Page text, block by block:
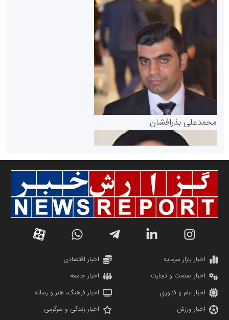
پایگاه خبری گفتمان یزد
دانشگاه سئوی ایران
سازمان بورس و اوراق بهادار
مرجع اخبار موثق در بازارسرمایه
سازمان صنعت،معدن و تجارت
محمدعلی بذرافشان
مریم حاج نوروز نظری
اخبار بازار سرمایه
اخبار اقتصادی
اخبار صنعت و تجارت
اخبار جامعه
اخبار علم و فناوری
اخبار فرهنگ، هنر و رسانه
اخبار ورزش
اخبار زندگی و سرگرمی